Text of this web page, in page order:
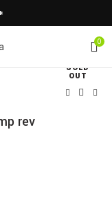
0
SOLD
OUT
rev